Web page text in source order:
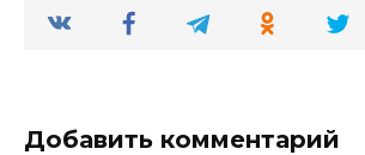
Добавить комментарий